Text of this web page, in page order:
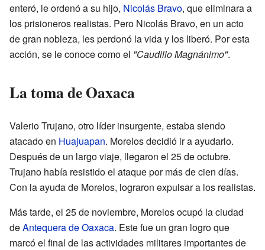
enteró, le ordenó a su hijo, Nicolás Bravo, que eliminara a
los prisioneros realistas. Pero Nicolás Bravo, en un acto
de gran nobleza, les perdonó la vida y los liberó. Por esta
acción, se le conoce como el "Caudillo Magnánimo".
La toma de Oaxaca
Valerio Trujano, otro líder insurgente, estaba siendo
atacado en Huajuapan. Morelos decidió ir a ayudarlo.
Después de un largo viaje, llegaron el 25 de octubre.
Trujano había resistido el ataque por más de cien días.
Con la ayuda de Morelos, lograron expulsar a los realistas.
Más tarde, el 25 de noviembre, Morelos ocupó la ciudad
deAntequera de Oaxaca. Este fue un gran logro que
marcó el final de las actividades militares importantes de